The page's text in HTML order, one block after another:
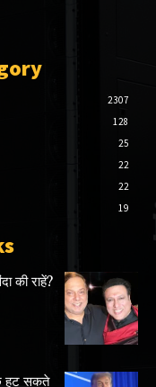
2307
128
25
22
22
19
की राहें?
हट सकते